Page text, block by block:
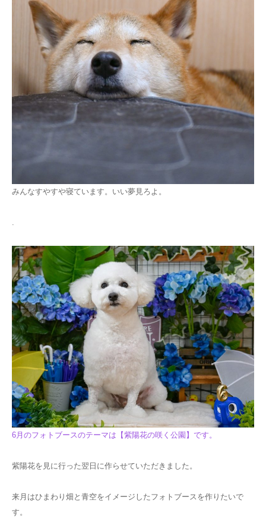
みんなすやすや寝ています。いい夢見ろよ。
.
6月のフォトブースのテーマは【紫陽花の咲く公園】です。
紫陽花を見に行った翌日に作らせていただきました。
来月はひまわり畑と青空をイメージしたフォトブースを作りたいで
す。